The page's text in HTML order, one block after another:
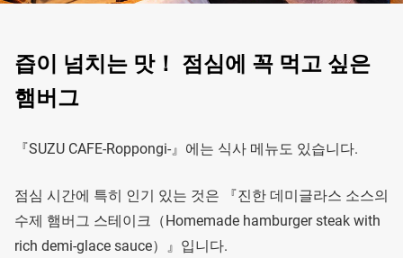
즙이 넘치는 맛！ 점심에 꼭 먹고 싶은
햄버그
『SUZU CAFE-Roppongi-』에는 식사 메뉴도 있습니다.
점심 시간에 특히 인기 있는 것은 『진한 데미글라스 소스의
수제 햄버그 스테이크（Homemade hamburger steak with
rich demi-glace sauce）』입니다.